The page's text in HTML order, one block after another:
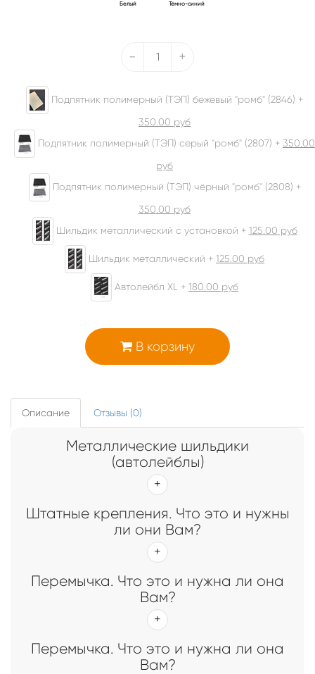
Белый Тёмно-синий
- +
Подпятник полимерный (ТЭП) бежевый "ромб" (2846) +
350.00 руб
Подпятник полимерный (ТЭП) серый "ромб" (2807) + 350.00
руб
Подпятник полимерный (ТЭП) чёрный "ромб" (2808) +
350.00 руб
Шильдик металлический с установкой + 125.00 руб
Шильдик металлический + 125.00 руб
Автолейбл XL + 180.00 руб
В корзину
Описание Отзывы (0)
Металлические шильдики
(автолейблы)
Штатные крепления. Что это и нужны
ли они Вам?
Перемычка. Что это и нужна ли она
Вам?
Перемычка. Что это и нужна ли она
Вам?